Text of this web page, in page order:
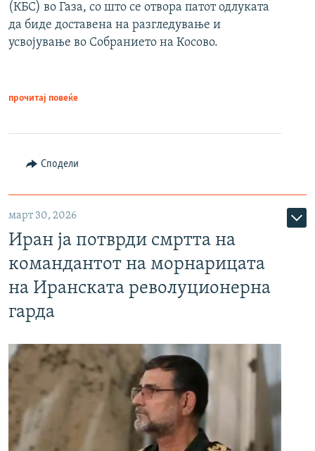
(КБС) во Газа, со што се отвора патот одлуката
да биде доставена на разгледување и
усвојување во Собранието на Косово.
прочитај повеќе
Сподели
март 30, 2026
Иран ја потврди смртта на
командантот на морнарицата
на Иранската револуционерна
гарда